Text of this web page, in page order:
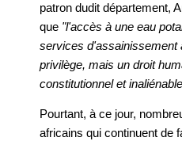
patron dudit département,
que "l'accès à une eau
services d'assainissement
privilège, mais un droit
constitutionnel et
Pourtant, à ce jour,
africains qui continuent de